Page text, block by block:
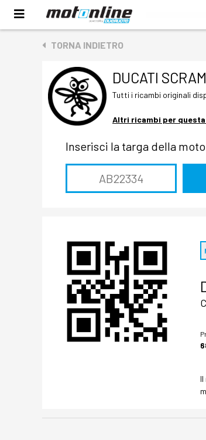
TORNA INDIETRO
DUCATI
Tutti i ricambi originali
Altri ricambi per
Inserisci la targa della